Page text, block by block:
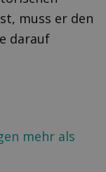
muss er den
darauf
mehr als